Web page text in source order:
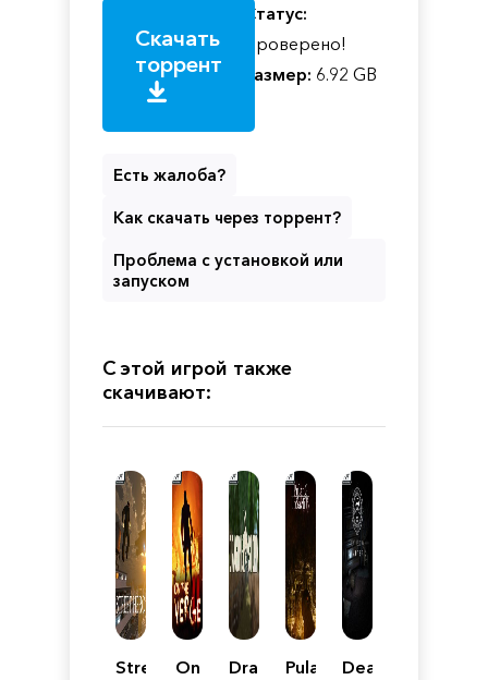
Скачать
торрент
Статус:
Проверено!
Размер: 6.92 GB
Есть жалоба?
Как скачать через торрент?
Проблема с установкой или
запуском
С этой игрой также
скачивают:
Street
On
DragonPulang:Deathbloom: